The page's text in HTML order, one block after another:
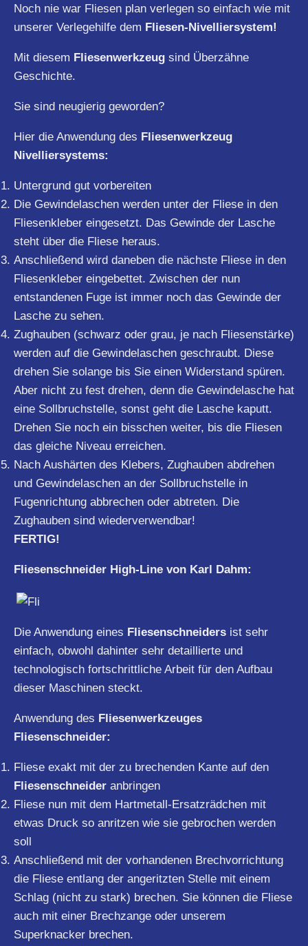
Noch nie war Fliesen plan verlegen so einfach wie mit
unserer Verlegehilfe dem Fliesen-Nivelliersystem!
Mit diesem Fliesenwerkzeug sind Überzähne
Geschichte.
Sie sind neugierig geworden?
Hier die Anwendung des Fliesenwerkzeug
Nivelliersystems:
Untergrund gut vorbereiten
Die Gewindelaschen werden unter der Fliese in den
Fliesenkleber eingesetzt. Das Gewinde der Lasche
steht über die Fliese heraus.
Anschließend wird daneben die nächste Fliese in den
Fliesenkleber eingebettet. Zwischen der nun
entstandenen Fuge ist immer noch das Gewinde der
Lasche zu sehen.
Zughauben (schwarz oder grau, je nach Fliesenstärke)
werden auf die Gewindelaschen geschraubt. Diese
drehen Sie solange bis Sie einen Widerstand spüren.
Aber nicht zu fest drehen, denn die Gewindelasche hat
eine Sollbruchstelle, sonst geht die Lasche kaputt.
Drehen Sie noch ein bisschen weiter, bis die Fliesen
das gleiche Niveau erreichen.
Nach Aushärten des Klebers, Zughauben abdrehen
und Gewindelaschen an der Sollbruchstelle in
Fugenrichtung abbrechen oder abtreten. Die
Zughauben sind wiederverwendbar!
FERTIG!
Fliesenschneider High-Line von Karl Dahm:
Die Anwendung eines Fliesenschneiders ist sehr
einfach, obwohl dahinter sehr detaillierte und
technologisch fortschrittliche Arbeit für den Aufbau
dieser Maschinen steckt.
Anwendung des Fliesenwerkzeuges
Fliesenschneider:
Fliese exakt mit der zu brechenden Kante auf den
Fliesenschneider anbringen
Fliese nun mit dem Hartmetall-Ersatzrädchen mit
etwas Druck so anritzen wie sie gebrochen werden
soll
Anschließend mit der vorhandenen Brechvorrichtung
die Fliese entlang der angeritzten Stelle mit einem
Schlag (nicht zu stark) brechen. Sie können die Fliese
auch mit einer Brechzange oder unserem
Superknacker brechen.